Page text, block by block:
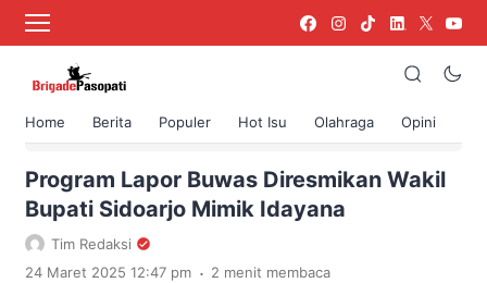
Home Berita Populer Hot Isu Olahraga Opini
›
Program Lapor Buwas Diresmikan Wakil
Bupati Sidoarjo Mimik Idayana
Tim Redaksi
24 Maret 2025 12:47 pm . 2 menit membaca